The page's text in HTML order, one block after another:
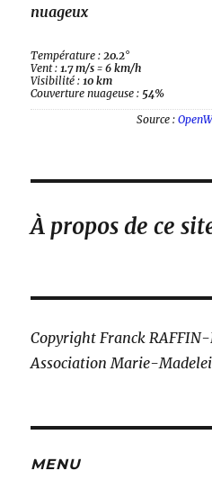
nuageux
Température :20.2°
Vent :1.7 m/s =6 km/h
Visibilité :10 km
Couverture nuageuse : 54%
Source :
À propos de ce
Copyright Franck RAFFIN-
Association Marie-
MENU